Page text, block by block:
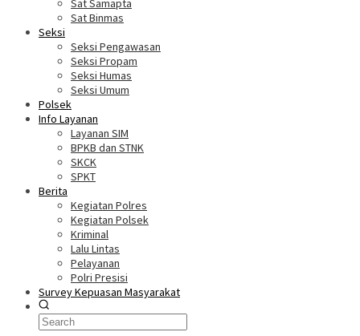
Sat Samapta
Sat Binmas
Seksi
Seksi Pengawasan
Seksi Propam
Seksi Humas
Seksi Umum
Polsek
Info Layanan
Layanan SIM
BPKB dan STNK
SKCK
SPKT
Berita
Kegiatan Polres
Kegiatan Polsek
Kriminal
Lalu Lintas
Pelayanan
Polri Presisi
Survey Kepuasan Masyarakat